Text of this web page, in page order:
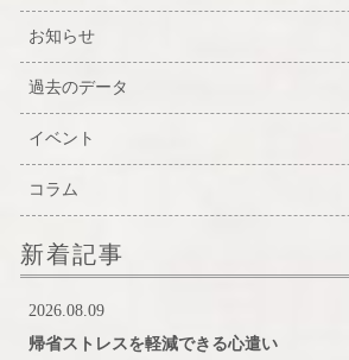
お知らせ
過去のデータ
イベント
コラム
新着記事
2026.08.09
帰省ストレスを軽減できる心遣い